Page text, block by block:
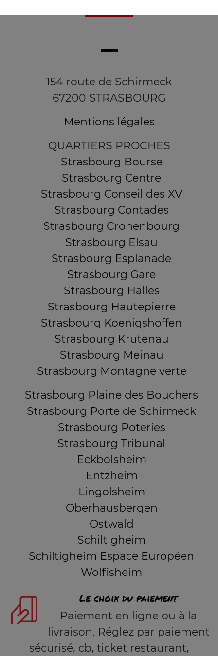
154 route de Schirmeck
67200 STRASBOURG
Mentions légales
QUARTIERS PROCHES
Strasbourg Bourse
Strasbourg Centre
Strasbourg Conseil des XV
Strasbourg Contades
Strasbourg Cronenbourg
Strasbourg Elsau
Strasbourg Esplanade
Strasbourg Gare
Strasbourg Halles
Strasbourg Hautepierre
Strasbourg Koenigshoffen
Strasbourg Krutenau
Strasbourg Meinau
Strasbourg Montagne verte
Strasbourg Plaine des Bouchers
Strasbourg Porte de Schirmeck
Strasbourg Poteries
Strasbourg Tribunal
Eckbolsheim
Entzheim
Lingolsheim
Oberhausbergen
Ostwald
Schiltigheim
Schiltigheim Espace Européen
Wolfisheim
Le choix du paiement
Paiement en ligne ou à la
livraison. Réglez par paiement
sécurisé, cb, ticket restaurant,